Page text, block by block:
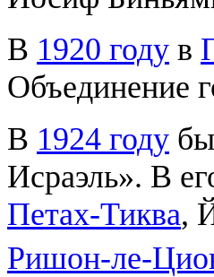
В 1920 году в
Объединение
В 1924 году
Исраэль». В
Петах-Тиква,
Ришон-ле-